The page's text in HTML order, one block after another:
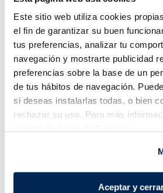
Este sitio web utiliza cookies
el fin de garantizar su buen
tus preferencias, analizar tu
navegación y mostrarte publicidad
preferencias sobre la base de un
de tus hábitos de navegación.
si deseas instalarlas todas, o bien
rechazar su uso. Para más
Aceptar y
Lomos de merluza
austral MSC Premium
Sin espinas
15,99 € Pack 4 un
Añadir
Sin